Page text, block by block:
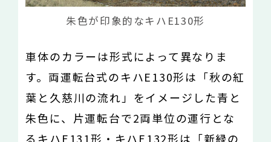
朱色が印象的なキハE130形
車体のカラーは形式によって異なりま
す。両運転台式のキハE130形は「秋の紅
葉と久慈川の流れ」をイメージした青と
朱色に、片運転台で2両単位の運行とな
るキハE131形・キハE132形は「新緑の